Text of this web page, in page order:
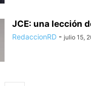
JCE: una lección
RedaccionRD - julio 15,